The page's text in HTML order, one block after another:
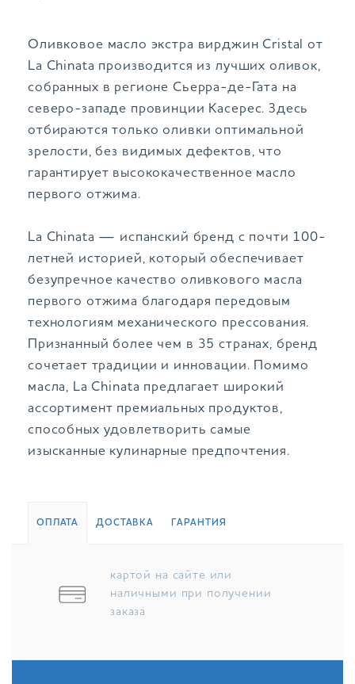
Оливковое масло экстра вирджин Cristal от
La Chinata производится из лучших оливок,
собранных в регионе Сьерра-де-Гата на
северо-западе провинции Касерес. Здесь
отбираются только оливки оптимальной
зрелости, без видимых дефектов, что
гарантирует высококачественное масло
первого отжима.
La Chinata — испанский бренд с почти 100-
летней историей, который обеспечивает
безупречное качество оливкового масла
первого отжима благодаря передовым
технологиям механического прессования.
Признанный более чем в 35 странах, бренд
сочетает традиции и инновации. Помимо
масла, La Chinata предлагает широкий
ассортимент премиальных продуктов,
способных удовлетворить самые
изысканные кулинарные предпочтения.
ОПЛАТА ДОСТАВКА ГАРАНТИЯ
картой на сайте или
наличными при получении
заказа